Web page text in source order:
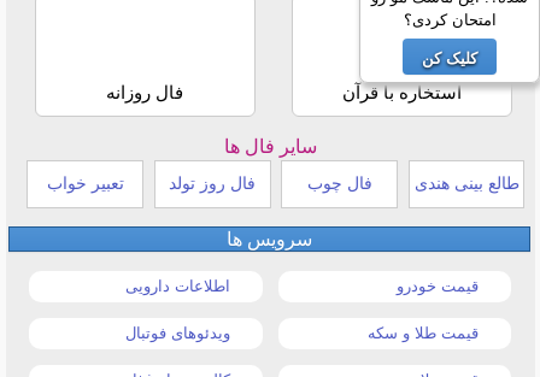
استخاره با قرآن فال روزانه
سایر فال ها
طالع بینی هندی فال چوب فال روز تولد تعبیر خواب
سرویس ها
قیمت خودرو اطلاعات دارویی
قیمت طلا و سکه ویدئوهای فوتبال
امتحان کردی؟
کلیک کن